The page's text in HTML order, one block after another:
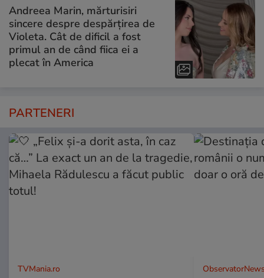
Andreea Marin, mărturisiri
sincere despre despărțirea de
Violeta. Cât de dificil a fost
primul an de când fiica ei a
plecat în America
PARTENERI
TVMania.ro